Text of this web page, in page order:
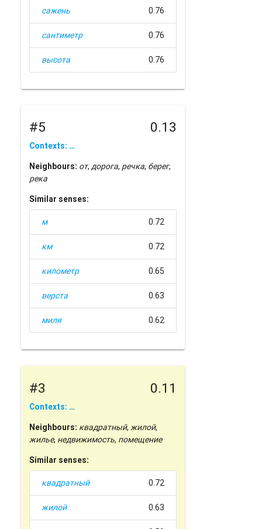
сажень 0.76
сантиметр 0.76
высота 0.76
#5 0.13
Contexts: …
Neighbours: от,дорога, речка, берег,
река
Similar senses:
м 0.72
км 0.72
километр 0.65
верста 0.63
миля 0.62
#3 0.11
Contexts: …
Neighbours: квадратный,жилой,
жилье, недвижимость, помещение
Similar senses:
квадратный 0.72
жилой 0.63